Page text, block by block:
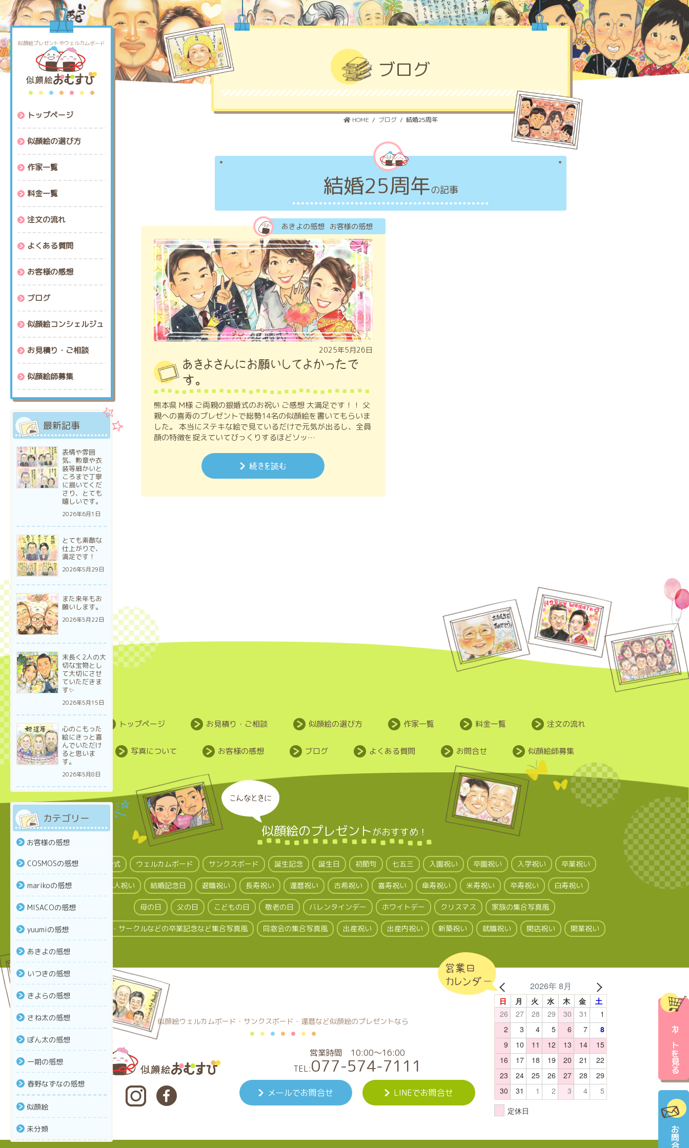
コ
ン
テ
ン
ツ
へ
ナ
ビ
ゲ
ー
シ
ョ
似顔絵プレゼントやウェルカムボード
トップページ
似顔絵の選び方
作家一覧
料金一覧
注文の流れ
よくある質問
お客様の感想
ブログ
似顔絵コンシェルジュ
お見積り・ご相談
似顔絵師募集
最新記事
表情や雰囲
気、勲章や衣
装等細かいと
ころまで丁寧
に描いてくだ
さり、とても
嬉しいです。
2026年6月1日
とても素敵な
仕上がりで、
満足です！
2026年5月29日
また来年もお
願いします。
2026年5月22日
末長く2人の大
切な宝物とし
て大切にさせ
ていただきま
す✨
2026年5月15日
心のこもった
絵にきっと喜
んでいただけ
ると思いま
す。
2026年5月8日
カテゴリー
お客様の感想
COSMOSの感想
marikoの感想
MISACOの感想
yuumiの感想
あきよの感想
いつきの感想
きよらの感想
さね太の感想
ぽん太の感想
一期の感想
春野なずなの感想
似顔絵
未分類
ブログ
HOME ブログ 結婚25周年
結婚25周年の記事
あきよの感想 お客様の感想
2025年5月26日
あきよさんにお願いしてよかったで
す。
熊本県 M様 ご両親の銀婚式のお祝い ご感想 大満足です！！ 父
親への喜寿のプレゼントで総勢14名の似顔絵を書いてもらいま
した。 本当にステキな絵で見ているだけで元気が出るし、全員
顔の特徴を捉えていてびっくりするほどソッ…
続きを読む
トップページ お見積り・ご相談 似顔絵の選び方 作家一覧 料金一覧 注文の流れ
写真について お客様の感想 ブログ よくある質問 お問合せ 似顔絵師募集
こんなときに
似顔絵のプレゼント がおすすめ！
結婚式 ウェルカムボード サンクスボード 誕生記念 誕生日 初節句 七五三 入園祝い 卒園祝い 入学祝い 卒業祝い
成人祝い 結婚記念日 退職祝い 長寿祝い 還暦祝い 古希祝い 喜寿祝い 傘寿祝い 米寿祝い 卒寿祝い 白寿祝い
母の日 父の日 こどもの日 敬老の日 バレンタインデー ホワイトデー クリスマス 家族の集合写真風
クラス・サークルなどの卒業記念など集合写真風 同窓会の集合写真風 出産祝い 出産内祝い 新築祝い 就職祝い 開店祝い 開業祝い
似顔絵ウェルカムボード・サンクスボード・還暦など似顔絵のプレゼントなら
営業時間 10:00～16:00
TEL:077-574-7111
メールでお問合せ LINEでお問合せ
営業日
カレンダー
2026年 8月
日 月 火 水 木 金
土
26
27 28 29 30 31
1
2
3 4 5 6 7
8
9
10 11 12 13 14
15
16
17 18 19 20 21
22
23
24 25 26 27 28
29
30
31 1 2 3 4 5
定休日
カートを見る
お問合せ